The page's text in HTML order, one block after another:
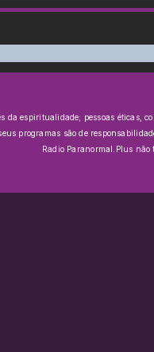
da espiritualidade; pessoas éticas,
programas são de
Radio Paranormal.Plus